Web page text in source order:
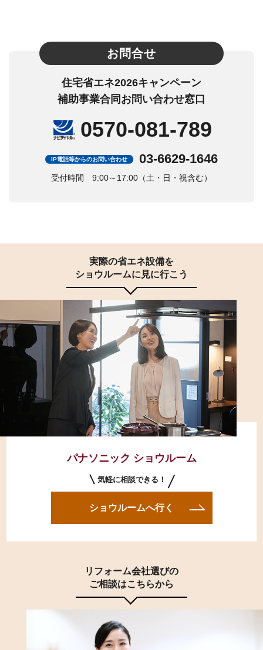
お問合せ
住宅省エネ2026キャンペーン
補助事業合同お問い合わせ窓口
0570-081-789
IP電話等からのお問い合わせ 03-6629-1646
受付時間 9:00～17:00（土・日・祝含む）
実際の省エネ設備を
ショウルームに見に行こう
パナソニック ショウルーム
気軽に相談できる！
ショウルームへ行く
リフォーム会社選びの
ご相談はこちらから